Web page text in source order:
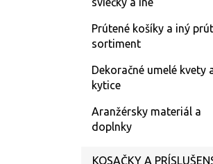
Prútené košíky a iný
sortiment
Dekoračné umelé kvety
kytice
Aranžérsky materiál a
doplnky
KOSAČKY A